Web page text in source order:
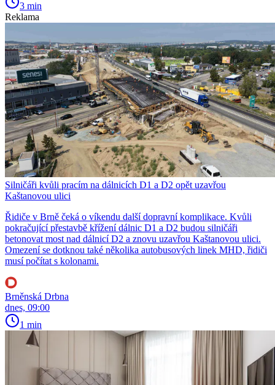
3 min
Reklama
Silničáři kvůli pracím na dálnicích D1 a D2 opět uzavřou
Kaštanovou ulici
Řidiče v Brně čeká o víkendu další dopravní komplikace. Kvůli
pokračující přestavbě křížení dálnic D1 a D2 budou silničáři
betonovat most nad dálnicí D2 a znovu uzavřou Kaštanovou ulici.
Omezení se dotknou také několika autobusových linek MHD, řidiči
musí počítat s kolonami.
Brněnská Drbna
dnes, 09:00
1 min